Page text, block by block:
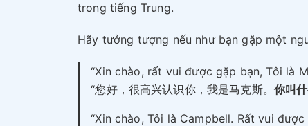
trong tiếng Trung.
Hãy tưởng tượng nếu như bạn gặp một
“Xin chào, rất vui được gặp bạn, Tôi là
“您好，很高兴认识你，我是马克斯。 你叫
“Xin chào, Tôi là Campbell. Rất vui